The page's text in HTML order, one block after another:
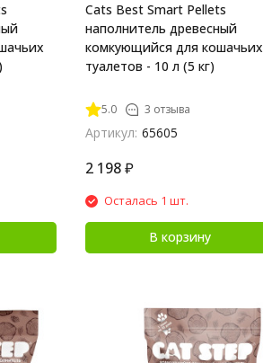
Cats Best Smart Pellets
наполнитель древесный
комкующийся для кошачьих
туалетов - 10 л (5 кг)
5.0 3 отзыва
Артикул: 65605
2 198 ₽
Осталась 1 шт.
В корзину